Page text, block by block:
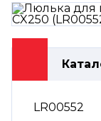
LR00552